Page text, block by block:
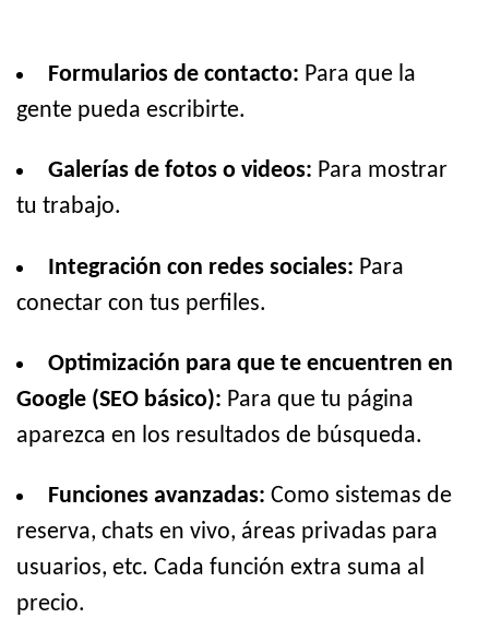
Formularios de contacto: Para que la
gente pueda escribirte.
Galerías de fotos o videos: Para mostrar
tu trabajo.
Integración con redes sociales: Para
conectar con tus perfiles.
Optimización para que te encuentren en
Google (SEO básico): Para que tu página
aparezca en los resultados de búsqueda.
Funciones avanzadas: Como sistemas de
reserva, chats en vivo, áreas privadas para
usuarios, etc. Cada función extra suma al
precio.